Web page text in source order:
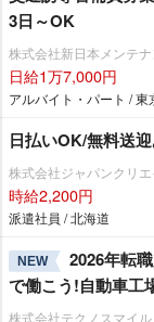
3日～OK
株式会社新日本メンテナ
日給1万7,000円
アルバイト・パート / 東
日払いOK/無料送
株式会社ジャパンクリ
時給2,200円
派遣社員 / 北海道
NEW
2026年転
で働こう!自動車工
株式会社テクノスマイル